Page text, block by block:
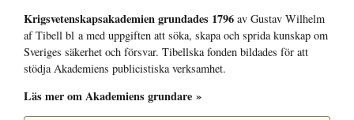
Krigsvetenskap­sakademien grundades 1796 av Gustav Wilhelm
af Tibell bl a med uppgiften att söka, skapa och sprida kunskap om
Sveriges säkerhet och försvar. Tibellska fonden bildades för att
stödja Akademiens publicistiska verksamhet.
Läs mer om Akademiens grundare »